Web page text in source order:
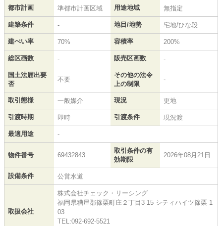
都市計画 準都市計画区域 用途地域 無指定
建築条件 - 地目/地勢 宅地/ひな段
建ぺい率 70% 容積率 200%
総区画数 - 販売区画数 -
国土法届出要
否
不要
その他の法令
上の制限
-
取引態様 一般媒介 現況 更地
引渡時期 即時 引渡条件 現況渡
最適用途 -
物件番号 69432843
取引条件の有
効期限
2026年08月21日
設備条件 公営水道
取扱会社
株式会社チェック・リーシング
福岡県糟屋郡篠栗町庄２丁目3-15 シティハイツ篠栗 1
03
TEL:092-692-5521